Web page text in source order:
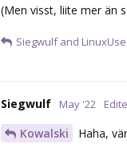
(Men visst, liite mer än
Siegwulfand
Siegwulf May '22
Kowalski Haha,